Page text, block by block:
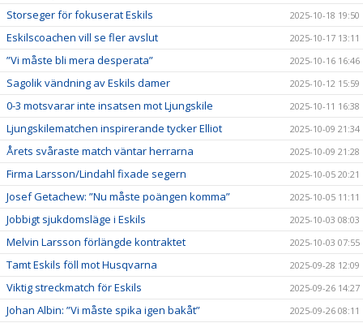
Storseger för fokuserat Eskils 2025-10-18 19:50
Eskilscoachen vill se fler avslut 2025-10-17 13:11
”Vi måste bli mera desperata” 2025-10-16 16:46
Sagolik vändning av Eskils damer 2025-10-12 15:59
0-3 motsvarar inte insatsen mot Ljungskile 2025-10-11 16:38
Ljungskilematchen inspirerande tycker Elliot 2025-10-09 21:34
Årets svåraste match väntar herrarna 2025-10-09 21:28
Firma Larsson/Lindahl fixade segern 2025-10-05 20:21
Josef Getachew: ”Nu måste poängen komma” 2025-10-05 11:11
Jobbigt sjukdomsläge i Eskils 2025-10-03 08:03
Melvin Larsson förlängde kontraktet 2025-10-03 07:55
Tamt Eskils föll mot Husqvarna 2025-09-28 12:09
Viktig streckmatch för Eskils 2025-09-26 14:27
Johan Albin: ”Vi måste spika igen bakåt” 2025-09-26 08:11